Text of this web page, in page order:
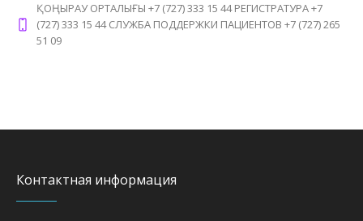
ҚОҢЫРАУ ОРТАЛЫҒЫ +7 (727) 333 15 44 РЕГИСТРАТУРА +7
(727) 333 15 44 СЛУЖБА ПОДДЕРЖКИ ПАЦИЕНТОВ +7 (727) 265
51 09
Контактная информация